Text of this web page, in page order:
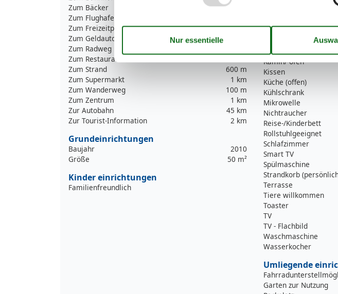
Zum Bäcker
500 m
Zum Flughafen
Zum Freizeitpark
2 km
Zum Geldautomaten/Bank
Zum Radweg
Zum Restaurant
Zum Strand
600 m
Zum Supermarkt
1 km
Zum Wanderweg
100 m
Zum Zentrum
1 km
Zur Autobahn
45 km
Zur Tourist-Information
2 km
Grundeinrichtungen
Baujahr
2010
Größe
50 m²
Kinder einrichtungen
Familienfreundlich
Internet - WLAN
Kaffeemaschine
Kamin/-ofen
Kissen
Küche (offen)
Kühlschrank
Mikrowelle
Nichtraucher
Reise-/Kinderbett
Rollstuhlgeeignet
Schlafzimmer
Smart TV
Spülmaschine
Strandkorb
Terrasse
Tiere willkommen
Toaster
TV
TV - Flachbild
Waschmaschine
Wasserkocher
Umliegende
Garten zur Nutzung